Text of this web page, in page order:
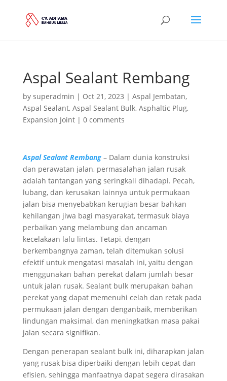
Aspal Sealant Rembang
by superadmin | Oct 21, 2023 | Aspal Jembatan,
Aspal Sealant, Aspal Sealant Bulk, Asphaltic Plug,
Expansion Joint| 0 comments
Aspal Sealant Rembang– Dalam dunia konstruksi
dan perawatan jalan, permasalahan jalan rusak
adalah tantangan yang seringkali dihadapi. Pecah,
lubang, dan kerusakan lainnya untuk permukaan
jalan bisa menyebabkan kerugian besar bahkan
kehilangan jiwa bagi masyarakat, termasuk biaya
perbaikan yang melambung dan ancaman
kecelakaan lalu lintas. Tetapi, dengan
berkembangnya zaman, telah ditemukan solusi
efektif untuk mengatasi masalah ini, yaitu dengan
menggunakan bahan perekat dalam jumlah besar
untuk jalan rusak. Sealant bulk merupakan bahan
perekat yang dapat memenuhi celah dan retak pada
permukaan jalan dengan denganbaik, memberikan
lindungan maksimal, dan meningkatkan masa pakai
jalan secara signifikan.
Dengan penerapan sealant bulk ini, diharapkan jalan
yang rusak bisa diperbaiki dengan lebih cepat dan
efisien, sehingga manfaatnya dapat segera dirasakan